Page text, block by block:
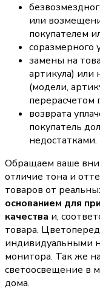
или
покупателем
соразмерного
замены на
артикула) или
(модели,
перерасчетом
возврата
покупатель
недостатками.
Обращаем ваше
отличие тона и
товаров от
основанием для
качества и,
товара.
индивидуальными
монитора. Так же
светоосвещение в
дома.